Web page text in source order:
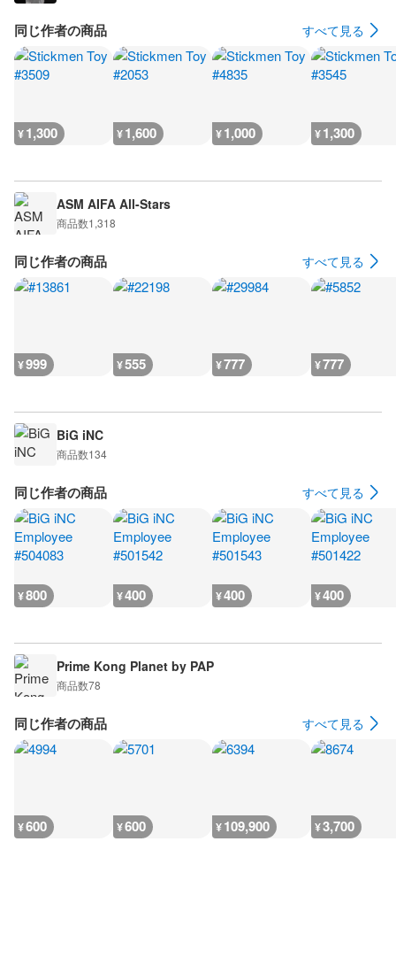
同じ作者の商品 すべて見る
¥1,300 ¥1,600 ¥1,000 ¥1,300
ASM AIFA All-Stars
商品数1,318
同じ作者の商品 すべて見る
¥999 ¥555 ¥777 ¥777
BiG iNC
商品数134
同じ作者の商品 すべて見る
¥800 ¥400 ¥400 ¥400
Prime Kong Planet by PAP
商品数78
同じ作者の商品 すべて見る
¥600 ¥600 ¥109,900 ¥3,700